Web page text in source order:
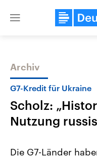
Close
Themen
Archiv
G7-Kredit für Ukraine
Scholz:
Nutzung
Die G7-Länder